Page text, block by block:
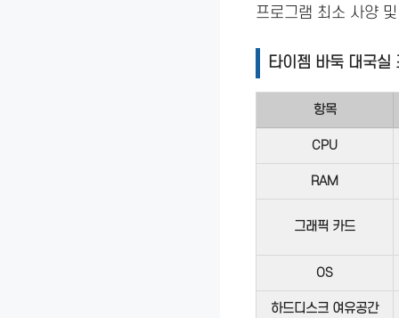
프로그램 최소 사양
타이젬 바둑 대국실
항목
CPU
RAM
그래픽 카드
OS
하드디스크 여유공간